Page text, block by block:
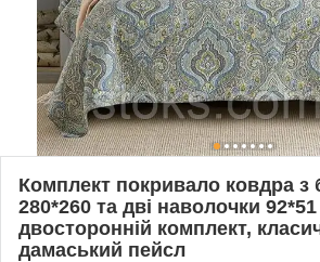
Комплект покривало ковдра з
280*260 та дві наволочки
двосторонній комплект,
дамаський пейсл